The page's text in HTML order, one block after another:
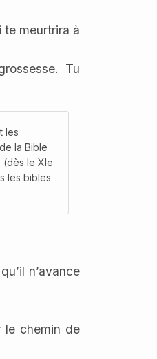
meurtrira à
Tu
les
la Bible
le XIe
les bibles
n’avance
le chemin de